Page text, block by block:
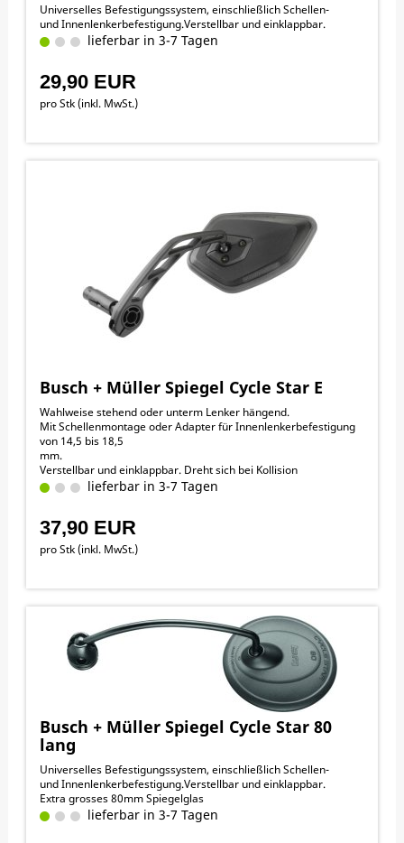
Universelles Befestigungssystem, einschließlich Schellen-
und Innenlenkerbefestigung.Verstellbar und einklappbar.
lieferbar in 3-7 Tagen
29,90 EUR
pro Stk (inkl. MwSt.)
Busch + Müller Spiegel Cycle Star E
Wahlweise stehend oder unterm Lenker hängend.
Mit Schellenmontage oder Adapter für Innenlenkerbefestigung
von 14,5 bis 18,5
mm.
Verstellbar und einklappbar. Dreht sich bei Kollision
weg
lieferbar in 3-7 Tagen
37,90 EUR
pro Stk (inkl. MwSt.)
Busch + Müller Spiegel Cycle Star 80
lang
Universelles Befestigungssystem, einschließlich Schellen-
und Innenlenkerbefestigung.Verstellbar und einklappbar.
Extra grosses 80mm Spiegelglas
lieferbar in 3-7 Tagen